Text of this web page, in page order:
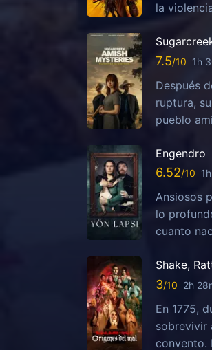
la
7.5 1h
Después
ruptura,
pueblo
Engendro
6.52
Ansiosos
lo
cuanto
Shake,
3 2h
En 1775,
sobrevivir
convento.